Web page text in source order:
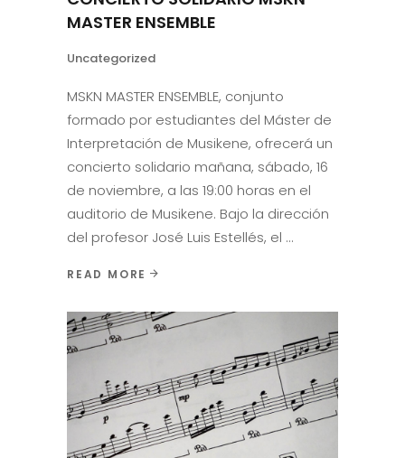
MASTER ENSEMBLE
Uncategorized
MSKN MASTER ENSEMBLE, conjunto
formado por estudiantes del Máster de
Interpretación de Musikene, ofrecerá un
concierto solidario mañana, sábado, 16
de noviembre, a las 19:00 horas en el
auditorio de Musikene. Bajo la dirección
del profesor José Luis Estellés, el
READ MORE